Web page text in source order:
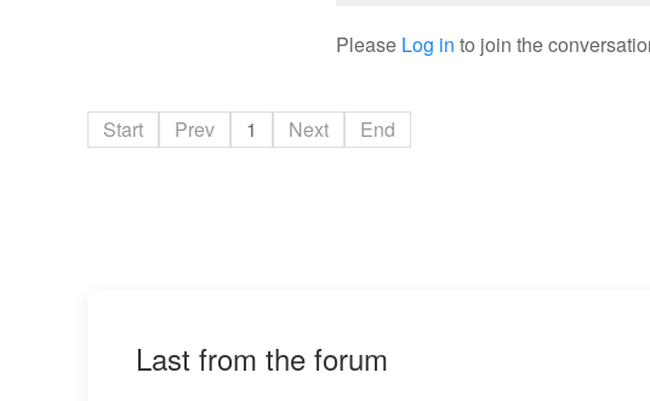
Please Log in to join the
Start Prev 1 Next
End
Last from the forum